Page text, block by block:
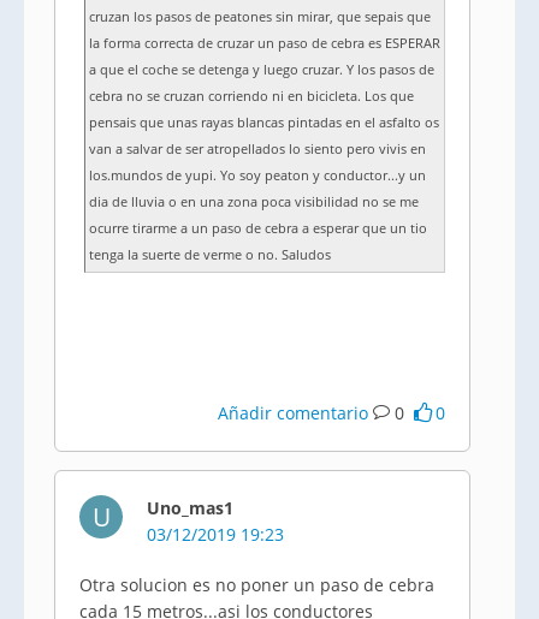
cruzan los pasos de peatones sin mirar, que sepais que
la forma correcta de cruzar un paso de cebra es ESPERAR
a que el coche se detenga y luego cruzar. Y los pasos de
cebra no se cruzan corriendo ni en bicicleta. Los que
pensais que unas rayas blancas pintadas en el asfalto os
van a salvar de ser atropellados lo siento pero vivis en
los.mundos de yupi. Yo soy peaton y conductor...y un
dia de lluvia o en una zona poca visibilidad no se me
ocurre tirarme a un paso de cebra a esperar que un tio
tenga la suerte de verme o no. Saludos
Añadir comentario 0 0
U
Uno_mas1
03/12/2019 19:23
Otra solucion es no poner un paso de cebra
cada 15 metros...asi los conductores